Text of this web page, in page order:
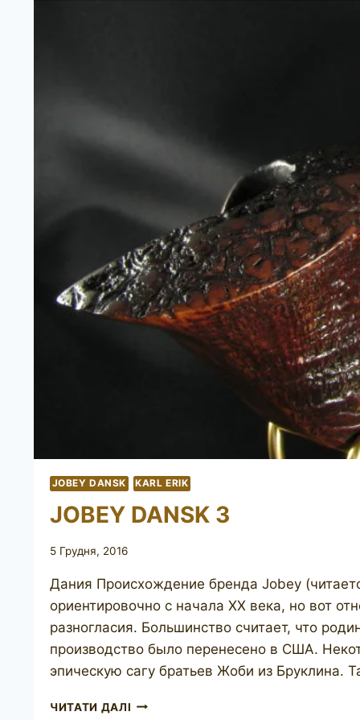
JOBEY DANSK KARL ERIK
JOBEY DANSK 3
5 Грудня, 2016
Дания Происхождение бренда Jobey
ориентировочно с начала ХХ века, но вот
разногласия. Большинство считает, что
производство было перенесено в США.
эпическую сагу братьев Жоби из Бруклина.
ЧИТАТИ ДАЛІ JOBEY